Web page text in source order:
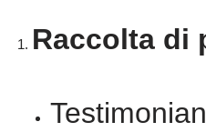
Raccolta di